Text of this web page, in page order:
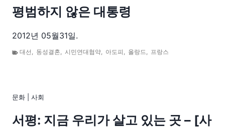
평범하지 않은 대통령
2012년 05월31일.
대선 , 동성결혼, 시민연대협약, 아도피 , 올랑드, 프랑스
문화 사회
서평: 지금 우리가 살고 있는 곳 – [사